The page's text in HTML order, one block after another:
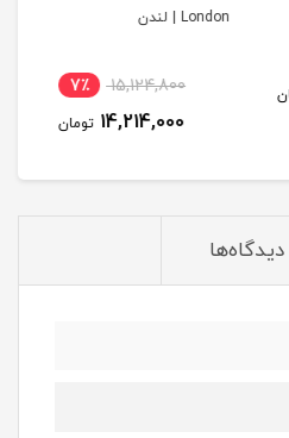
London | لندن
15,124,800 7٪
14,214,000 تومان
دیدگاه‌ها